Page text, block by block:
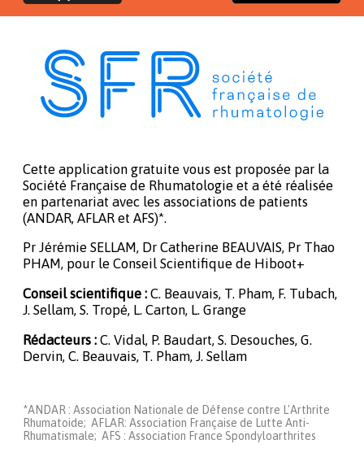
Cette application gratuite vous est proposée par la
Société Française de Rhumatologie et a été réalisée
en partenariat avec les associations de patients
(ANDAR, AFLAR et AFS)*.
Pr Jérémie SELLAM, Dr Catherine BEAUVAIS, Pr Thao
PHAM, pour le Conseil Scientifique de Hiboot+
Conseil scientifique : C. Beauvais, T. Pham, F. Tubach,
J. Sellam, S. Tropé, L. Carton, L. Grange
Rédacteurs : C. Vidal, P. Baudart, S. Desouches, G.
Dervin, C. Beauvais, T. Pham, J. Sellam
*ANDAR : Association Nationale de Défense contre L'Arthrite
Rhumatoide; AFLAR: Association Française de Lutte Anti-
Rhumatismale; AFS : Association France Spondyloarthrites